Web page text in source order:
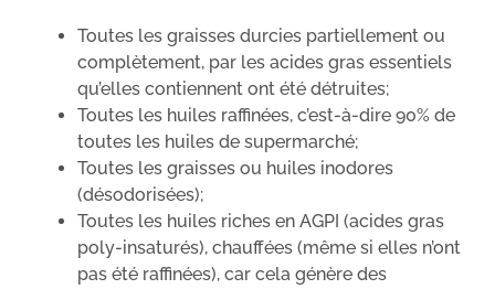
Toutes les graisses durcies partiellement ou
complètement, par les acides gras essentiels
qu’elles contiennent ont été détruites;
Toutes les huiles raffinées, c’est-à-dire 90% de
toutes les huiles de supermarché;
Toutes les graisses ou huiles inodores
(désodorisées);
Toutes les huiles riches en AGPI (acides gras
poly-insaturés), chauffées (même si elles n’ont
pas été raffinées), car cela génère des